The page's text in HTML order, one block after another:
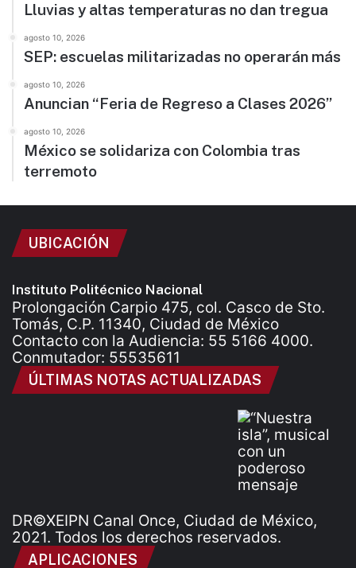
Lluvias y altas temperaturas no dan tregua
agosto 10, 2026
SEP: escuelas militarizadas no operarán más
agosto 10, 2026
Anuncian “Feria de Regreso a Clases 2026”
agosto 10, 2026
México se solidariza con Colombia tras
terremoto
UBICACIÓN
Instituto Politécnico Nacional
Prolongación Carpio 475, col. Casco de Sto.
Tomás, C.P. 11340, Ciudad de México
Contacto con la Audiencia: 55 5166 4000.
Conmutador: 55535611
ÚLTIMAS NOTAS ACTUALIZADAS
DR©XEIPN Canal Once, Ciudad de México,
2021. Todos los derechos reservados.
APLICACIONES